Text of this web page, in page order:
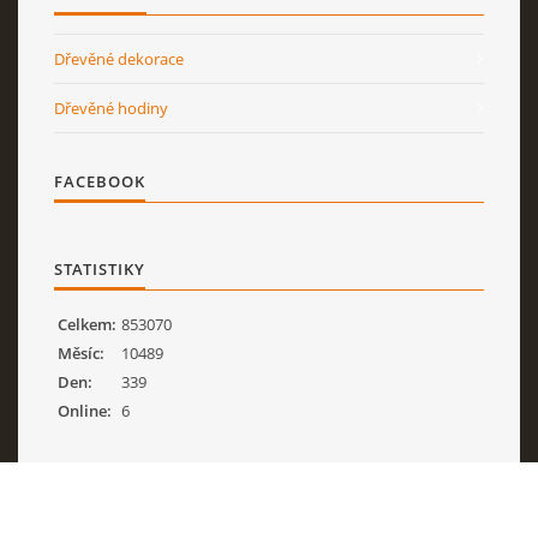
Milan Gregor
Dřevěné dekorace
Dřevěné hodiny
FACEBOOK
STATISTIKY
Online: 6
Celkem: 853070
Měsíc:
10489
Den:
339